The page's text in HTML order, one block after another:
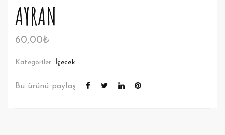
AYRAN
60,00₺
Kategoriler: İçecek
Bu ürünü paylaş